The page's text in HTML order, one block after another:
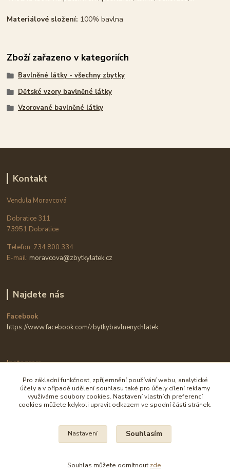
Materiálové složení: 100% bavlna
Zboží zařazeno v kategoriích
Bavlněné látky - všechny zbytky
Dětské vzory bavlněné látky
Vzorované bavlněné látky
Kontakt
Vendula Moravcová
Dobratice 311
73951 Dobratice
Telefon: 734 800 334
E-mail: moravcova@zbytkylatek.cz
Najdete nás
Facebook
https://www.facebook.com/zbytkybavlnenychlatek
Instagram
Na všechny fotografie se vztahují autorská práva.
Pro základní funkčnost, zpříjemnění používání webu, analytické
účely a v případě udělení souhlasu také pro účely cílení reklamy
využíváme soubory cookies. Nastavení vlastních preferencí
cookies můžete kdykoli upravit odkazem ve spodní části stránek.
Nastavení Souhlasím
Souhlas můžete odmítnout zde.